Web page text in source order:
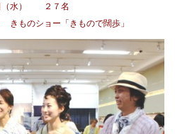
（水） ２７名
ものショー「きもので闊歩」